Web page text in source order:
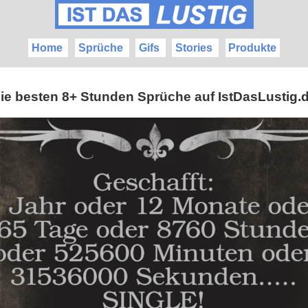
Home Sprüche Gifs Stories Produkte
besten 8+ Stunden Sprüche auf